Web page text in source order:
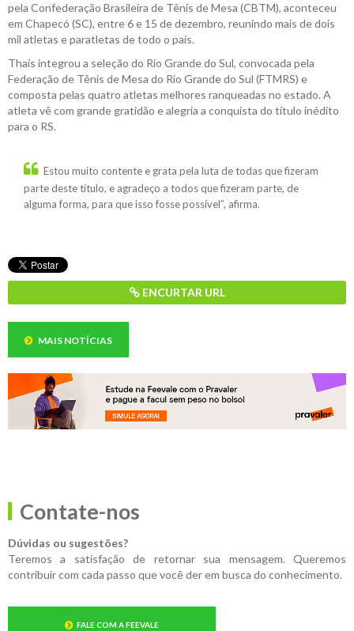
pela Confederação Brasileira de Tênis de Mesa (CBTM), aconteceu
em Chapecó (SC), entre 6 e 15 de dezembro, reunindo mais de dois
mil atletas e paratletas de todo o país.
Thaís integrou a seleção do Rio Grande do Sul, convocada pela
Federação de Tênis de Mesa do Rio Grande do Sul (FTMRS) e
composta pelas quatro atletas melhores ranqueadas no estado. A
atleta vê com grande gratidão e alegria a conquista do título inédito
para o RS.
Estou muito contente e grata pela luta de todas que fizeram
parte deste título, e agradeço a todos que fizeram parte, de
alguma forma, para que isso fosse possível”, afirma.
ENCURTAR URL
MAIS NOTÍCIAS
Contate-nos
Dúvidas ou sugestões?
Teremos a satisfação de retornar sua mensagem. Queremos
contribuir com cada passo que você der em busca do conhecimento.
FALE COM A FEEVALE